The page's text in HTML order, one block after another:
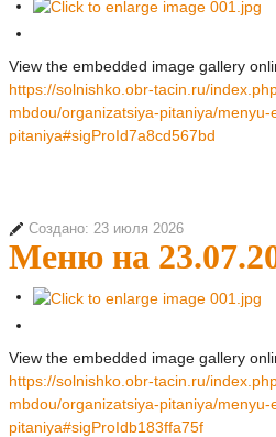
View the embedded image gallery
https://solnishko.obr-tacin.ru/
mbdou/organizatsiya-pitaniya/
pitaniya#sigProId7a8cd567bd
Создано: 23 июля 2026
Меню на
View the embedded image gallery
https://solnishko.obr-tacin.ru/
mbdou/organizatsiya-pitaniya/
pitaniya#sigProIdb183ffa75f